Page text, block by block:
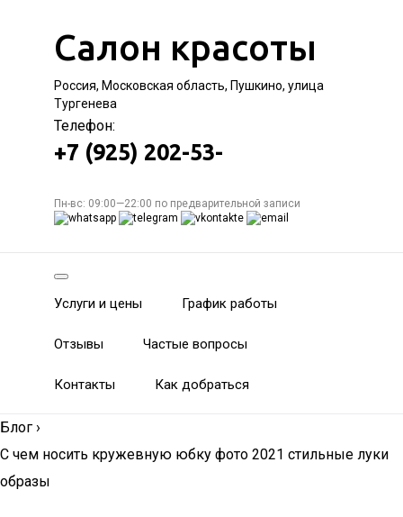
Салон красоты
Россия, Московская область, Пушкино, улица
Тургенева
Телефон:
+7 (925) 202-53-
Пн-вс: 09:00—22:00 по предварительной записи
Услуги и цены График работы
Отзывы Частые вопросы
Контакты Как добраться
Блог ›
C чем носить кружевную юбку фото 2021 стильные луки
образы